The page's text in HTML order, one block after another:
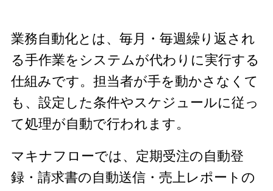
業務自動化とは、毎月・毎週繰り返され
る手作業をシステムが代わりに実行する
仕組みです。担当者が手を動かさなくて
も、設定した条件やスケジュールに従っ
て処理が自動で行われます。
マキナフローでは、定期受注の自動登
録・請求書の自動送信・売上レポートの